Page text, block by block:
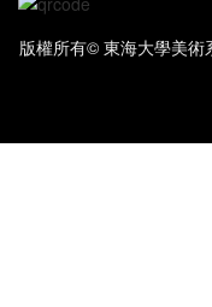
版權所有© 東海大學美